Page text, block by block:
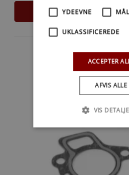
LÆS MERE
YDEEVNE
UKLASSIFICEREDE
ACCEPTER
AFVIS ALLE
VIS